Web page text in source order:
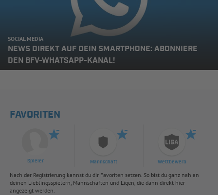
SOCIAL MEDIA
NEWS DIREKT AUF DEIN SMARTPHONE: ABONNIERE
DEN BFV-WHATSAPP-KANAL!
FAVORITEN
Spieler Mannschaft Wettbewerb
Nach der Registrierung kannst du dir Favoriten setzen. So bist du ganz nah an
deinen Lieblingsspielern, Mannschaften und Ligen, die dann direkt hier
angezeigt werden.